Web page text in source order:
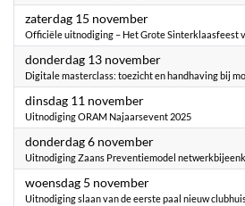
zaterdag 15 november2025
Officiële uitnodiging – Het Grote Sinterklaasfeest
donderdag 13 november2025
Digitale masterclass: toezicht en handhaving bij
dinsdag 11 november2025
Uitnodiging ORAM Najaarsevent 2025
donderdag 6 november2025
Uitnodiging Zaans Preventiemodel
woensdag 5 november2025
Uitnodiging slaan van de eerste paal nieuw